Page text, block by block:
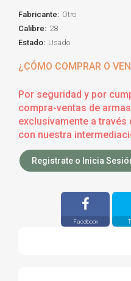
Fabricante: Otro
Calibre: 28
Estado: Usado
¿CÓMO COMPRAR O
Por seguridad y por
compra-ventas de
exclusivamente a
con nuestra
Registrate o Inicia
Facebook